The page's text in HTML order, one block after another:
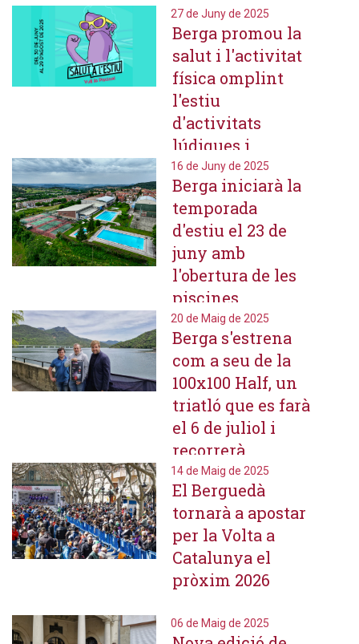
un espai de
convivència,
cultura i lleure
27 de Juny de 2025
Berga promou la
salut i l'activitat
física omplint
l'estiu
d'activitats
lúdiques i
esportives
16 de Juny de 2025
Berga iniciarà la
temporada
d'estiu el 23 de
juny amb
l'obertura de les
piscines
municipals de la
zona esportiva
20 de Maig de 2025
Berga s'estrena
com a seu de la
100x100 Half, un
triatló que es farà
el 6 de juliol i
recorrerà
diferents
municipis
berguedans
14 de Maig de 2025
El Berguedà
tornarà a apostar
per la Volta a
Catalunya el
pròxim 2026
06 de Maig de 2025